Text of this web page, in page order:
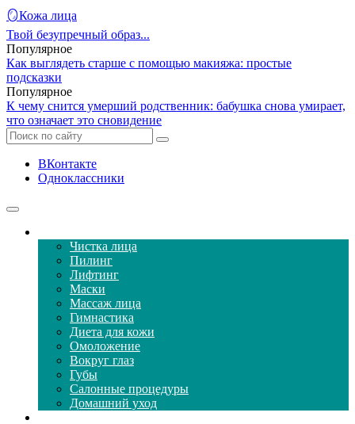
🪞Кожа лица
Твой безупречный образ...
Популярное
Как выглядеть старше с помощью макияжа: простые
подсказки
Популярное
К чему снится умерший родственник: бабушка снова умирает,
что означает это сновидение
ВКонтакте
Одноклассники
Чистка лица
Пилинг
Лифтинг
Маски
Массаж лица
Гимнастика
Диета для кожи
Омоложение
Вокруг глаз
Губы
Салонные процедуры
Домашний уход